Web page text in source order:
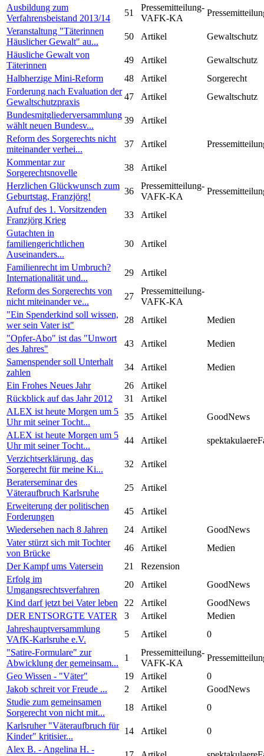
Ausbildung zum
Verfahrensbeistand 2013/14
51
Pressemitteilung-
VAFK-KA
Veranstaltung "Täterinnen
Häuslicher Gewalt" au...
50 Artikel
Gewaltschutz
Häusliche Gewalt von
Täterinnen
49 Artikel
Gewaltschutz
Halbherzige Mini-Reform
48 Artikel
Sorgerecht
Forderung nach Evaluation der
Gewaltschutzpraxis
47 Artikel
Gewaltschutz
Bundesmitgliederversammlung
wählt neuen Bundesv...
39
Artikel
Reform des Sorgerechts nicht
miteinander verhei...
37 Artikel
Kommentar zur
Sorgerechtsnovelle
38
Artikel
Herzlichen Glückwunsch zum
Geburtstag, Franzjörg!
36
Pressemitteilung-
VAFK-KA
Aufruf des 1. Vorsitzenden
Franzjörg Krieg
33
Artikel
Gutachten in
familiengerichtlichen
Auseinanders...
30 Artikel
Familienrecht im Umbruch?
Internationalität und...
29
Artikel
Reform des Sorgerechts von
nicht miteinander ve...
27
Pressemitteilung-
VAFK-KA
"Ein Spenderkind soll wissen,
wer sein Vater ist"
28 Artikel
Medien
"Opfer-Abo" ist das "Unwort
des Jahres"
43 Artikel
Medien
Samenspender soll Unterhalt
zahlen
34 Artikel
Medien
Ein Frohes Neues Jahr
26
Artikel
Rückblick auf das Jahr 2012
31
Artikel
ALEX ist heute Morgen um 5
Uhr mit seiner Tocht...
35 Artikel
GoodNews
ALEX ist heute Morgen um 5
Uhr mit seiner Tocht...
44 Artikel
Verzichtserklärung, das
Sorgerecht für meine Ki...
32
Artikel
Beraterseminar des
Väteraufbruch Karlsruhe
25
Artikel
Erweiterung der politischen
Forderungen
45
Artikel
Wiedersehen nach 8 Jahren
24 Artikel
GoodNews
Vater stürzt sich mit Tochter
von Brücke
46 Artikel
Medien
Der Kampf ums Vatersein
21
Rezension
Erfolg im
Umgangsrechtsverfahren
20 Artikel
GoodNews
Kind darf jetzt bei Vater leben
22 Artikel
GoodNews
DER ENTSORGTE VATER
3 Artikel
Medien
Jahreshauptversammlung
VAfK-Karlsruhe e.V.
5 Artikel
0
"Satire-Formulare" zur
Abwicklung der gemeinsam...
1
Pressemitteilung-
VAFK-KA
Geo Wissen - "Väter"
19 Artikel
0
Jakob schreit vor Freude ...
2 Artikel
GoodNews
Studie zum gemeinsamen
Sorgerecht von nicht mit...
18 Artikel
0
Karlsruher "Väteraufbruch für
Kinder" kritisier...
14 Artikel
0
Alex B. - Angelina H. -